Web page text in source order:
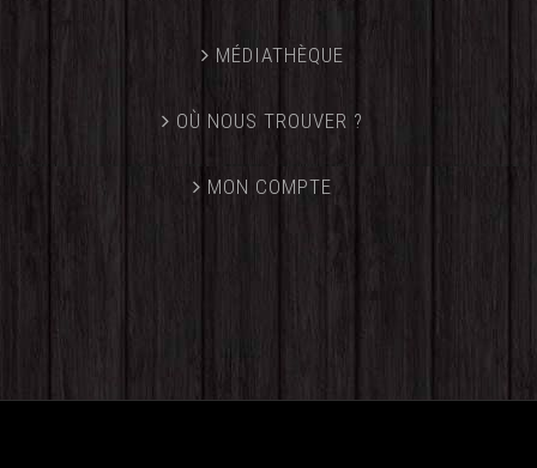
MÉDIATHÈQUE
OÙ NOUS TROUVER ?
MON COMPTE